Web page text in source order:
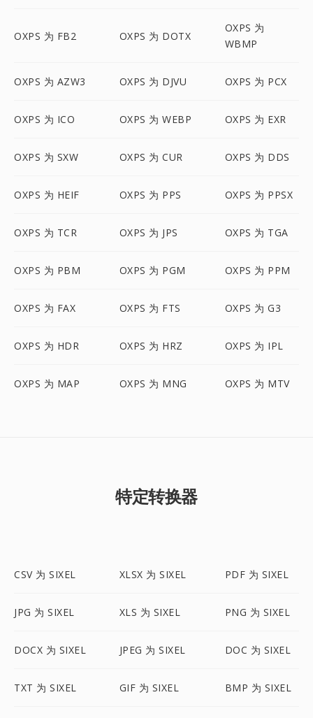
OXPS 为 FB2 OXPS 为 DOTX
OXPS 为
WBMP
OXPS 为 AZW3 OXPS 为 DJVU OXPS 为 PCX
OXPS 为 ICO OXPS 为 WEBP OXPS 为 EXR
OXPS 为 SXW OXPS 为 CUR OXPS 为 DDS
OXPS 为 HEIF OXPS 为 PPS OXPS 为 PPSX
OXPS 为 TCR OXPS 为 JPS OXPS 为 TGA
OXPS 为 PBM OXPS 为 PGM OXPS 为 PPM
OXPS 为 FAX OXPS 为 FTS OXPS 为 G3
OXPS 为 HDR OXPS 为 HRZ OXPS 为 IPL
OXPS 为 MAP OXPS 为 MNG OXPS 为 MTV
特定转换器
CSV 为 SIXEL XLSX 为 SIXEL PDF 为 SIXEL
JPG 为 SIXEL XLS 为 SIXEL PNG 为 SIXEL
DOCX 为 SIXEL JPEG 为 SIXEL DOC 为 SIXEL
TXT 为 SIXEL GIF 为 SIXEL BMP 为 SIXEL